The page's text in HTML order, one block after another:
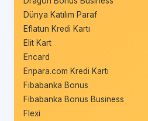
Dünya Katılım Paraf
Eflatun Kredi Kartı
Elit Kart
Encard
Enpara.com Kredi Kartı
Fibabanka Bonus
Fibabanka Bonus Business
Flexi